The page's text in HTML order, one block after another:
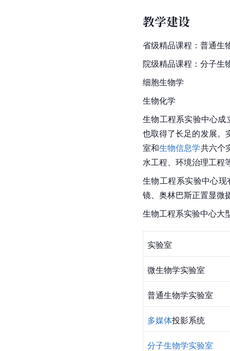
教学建设
省级精品课程：普通生
院级精品课程：分子生
细胞生物学
生物化学
生物工程系实验中心成
也取得了长足的发展。
室和生物信息学共六个
水工程、环境治理工程
生物工程系实验中心
镜、奥林巴斯正置显微
生物工程系实验中心大
实验室
微生物学实验室
普通生物学实验室
多媒体投影系统
分子生物学实验室